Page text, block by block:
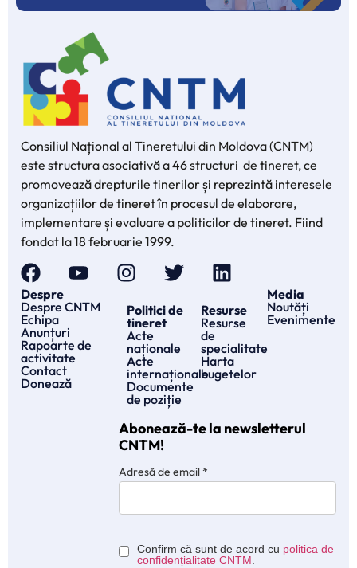
Consiliul Național al Tineretului din Moldova (CNTM)
este structura asociativă a 46 structuri de tineret, ce
promovează drepturile tinerilor și reprezintă interesele
organizațiilor de tineret în procesul de elaborare,
implementare și evaluare a politicilor de tineret. Fiind
fondat la 18 februarie 1999.
Despre
Despre CNTM
Echipa
Anunțuri
Rapoarte de
activitate
Contact
Donează
Politici de
tineret
Acte
naționale
Acte
internaționale
Documente
de poziție
Resurse
Resurse
de
specialitate
Harta
bugetelor
Media
Noutăți
Evenimente
Abonează-te la newsletterul
CNTM!
Adresă de email*
Confirm că sunt de acord cu politica de
confidențialitate CNTM